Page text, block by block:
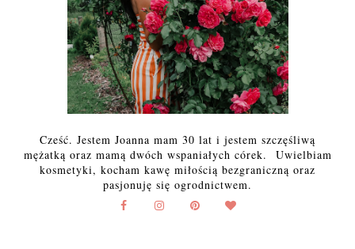
Cześć. Jestem Joanna mam 30 lat i jestem szczęśliwą
mężatką oraz mamą dwóch wspaniałych córek. Uwielbiam
kosmetyki, kocham kawę miłością bezgraniczną oraz
pasjonuję się ogrodnictwem.